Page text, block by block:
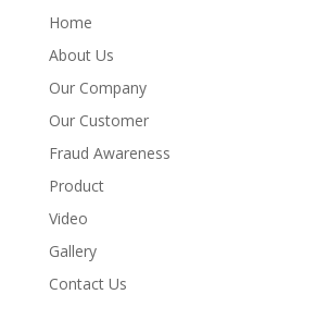
Home
About Us
Our Company
Our Customer
Fraud Awareness
Product
Video
Gallery
Contact Us